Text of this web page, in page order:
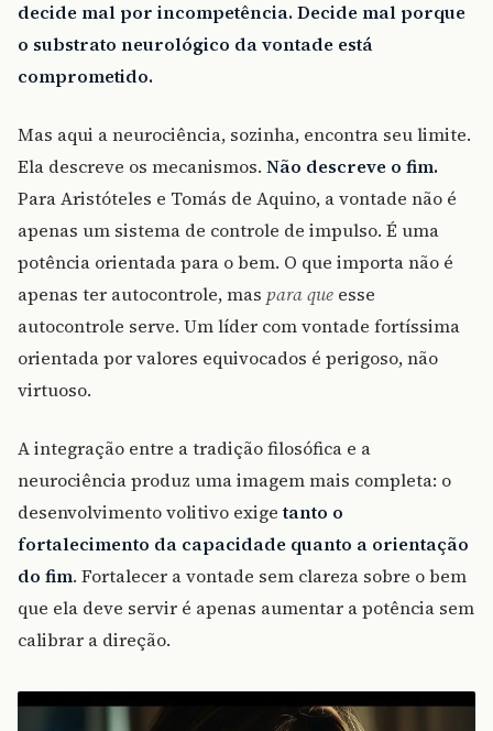
decide mal por incompetência. Decide mal porque
o substrato neurológico da vontade está
comprometido.
Mas aqui a neurociência, sozinha, encontra seu limite.
Ela descreve os mecanismos. Não descreve o fim.
Para Aristóteles e Tomás de Aquino, a vontade não é
apenas um sistema de controle de impulso. É uma
potência orientada para o bem. O que importa não é
apenas ter autocontrole, mas para que esse
autocontrole serve. Um líder com vontade fortíssima
orientada por valores equivocados é perigoso, não
virtuoso.
A integração entre a tradição filosófica e a
neurociência produz uma imagem mais completa: o
desenvolvimento volitivo exigetanto o
fortalecimento da capacidade quanto a orientação
do fim. Fortalecer a vontade sem clareza sobre o bem
que ela deve servir é apenas aumentar a potência sem
calibrar a direção.